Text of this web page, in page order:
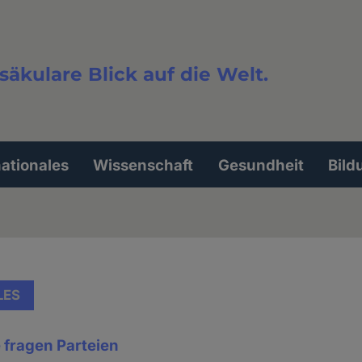
Blick auf die Welt.
Wissenschaft Gesundheit
Parteien